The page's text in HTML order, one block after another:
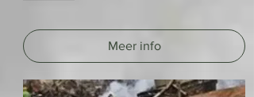
Meer info